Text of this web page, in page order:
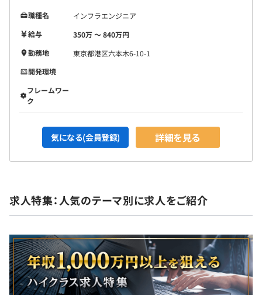
職種名
インフラエンジニア
給与
350万 〜 840万円
勤務地
東京都港区六本木6-10-1
開発環境
フレームワー
ク
気になる(会員登録) 詳細を見る
求人特集：人気のテーマ別に求人をご紹介